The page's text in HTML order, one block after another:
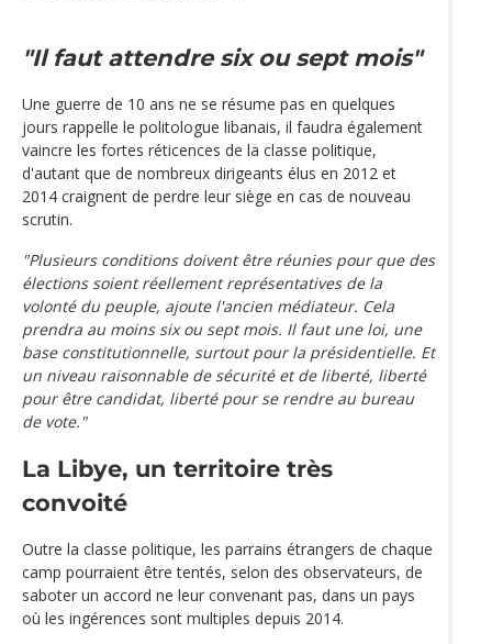
"Il faut attendre six ou sept mois"
Une guerre de 10 ans ne se résume pas en quelques
jours rappelle le politologue libanais, il faudra également
vaincre les fortes réticences de la classe politique,
d'autant que de nombreux dirigeants élus en 2012 et
2014 craignent de perdre leur siège en cas de nouveau
scrutin.
"Plusieurs conditions doivent être réunies pour que des
élections soient réellement représentatives de la
volonté du peuple, ajoute l'ancien médiateur. Cela
prendra au moins six ou sept mois. Il faut une loi, une
base constitutionnelle, surtout pour la présidentielle. Et
un niveau raisonnable de sécurité et de liberté, liberté
pour être candidat, liberté pour se rendre au bureau
de vote."
La Libye, un territoire très
convoité
Outre la classe politique, les parrains étrangers de chaque
camp pourraient être tentés, selon des observateurs, de
saboter un accord ne leur convenant pas, dans un pays
où les ingérences sont multiples depuis 2014.